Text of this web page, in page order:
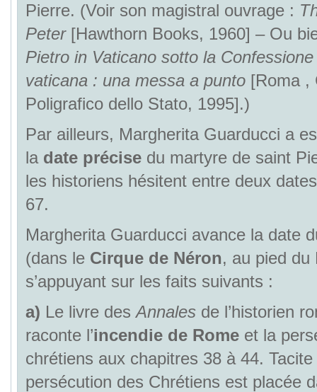
Pierre. (Voir son magistral ouvrage :
Peter [Hawthorn Books, 1960] – Ou
Pietro in Vaticano sotto la
vaticana : una messa a punto[Roma ,
Poligrafico dello Stato, 1995].)
Par ailleurs, Margherita Guarducci a
la date précisedu martyre de saint
les historiens hésitent entre deux dates
67.
Margherita Guarducci avance la date
(dans le Cirque de Néron, au pied du
s’appuyant sur les faits suivants :
a) Le livre desAnnalesde l’historien
raconte l’incendie de Romeet la
chrétiens aux chapitres 38 à 44.
persécution des Chrétiens est placée